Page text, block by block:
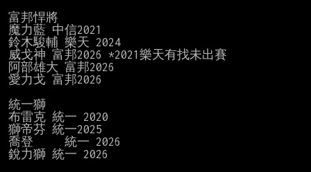
富邦悍將
魔力藍 中信2021
鈴木駿輔 樂天 2024
威戈神 富邦2026 *2021樂天有找未出賽
阿部雄大 富邦2026
愛力戈 富邦2026
統一獅
布雷克 統一 2020
獅帝芬 統一2025
喬登     統一 2026
銳力獅 統一 2026